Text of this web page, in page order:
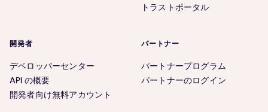
トラストポータル
開発者
デベロッパーセンター
API の概要
開発者向け無料アカウント
パートナー
パートナープログラム
パートナーのログイン